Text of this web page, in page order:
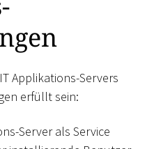
Applikations-Servers
erfüllt sein:
Server als Service